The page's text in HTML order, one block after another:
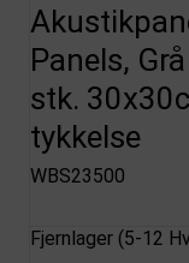
Panels,
stk.
tykkelse
WBS23500
Fjernlager (5-12